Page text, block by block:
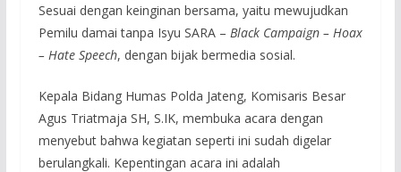
Sesuai dengan keinginan bersama, yaitu mewujudkan
Pemilu damai tanpa Isyu SARA – Black Campaign – Hoax
– Hate Speech, dengan bijak bermedia sosial.
Kepala Bidang Humas Polda Jateng, Komisaris Besar
Agus Triatmaja SH, S.IK, membuka acara dengan
menyebut bahwa kegiatan seperti ini sudah digelar
berulangkali. Kepentingan acara ini adalah